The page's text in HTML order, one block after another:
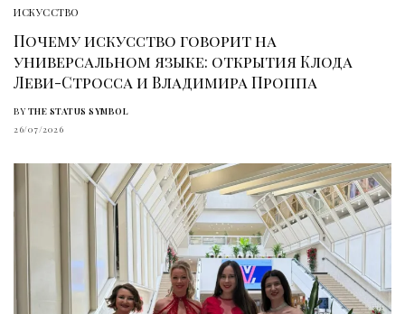
ИСКУССТВО
Почему искусство говорит на
универсальном языке: открытия Клода
Леви-Стросса и Владимира Проппа
BY THE STATUS SYMBOL
26/07/2026